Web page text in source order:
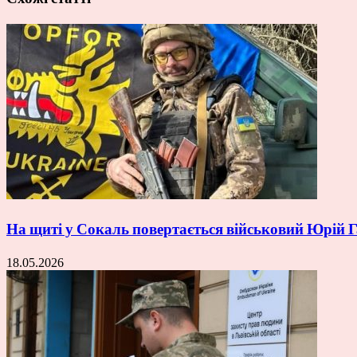
На щиті у Сокаль повертається військовий Юрій
18.05.2026